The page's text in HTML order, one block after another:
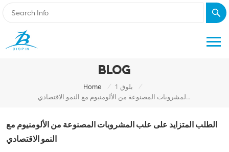
BLOG
Home / بلوق 1
/
الطلب المتزايد على علب المشروبات المصنوعة من الألومنيوم مع النمو الاقتصادي
الطلب المتزايد على علب المشروبات المصنوعة من الألومنيوم مع
النمو الاقتصادي